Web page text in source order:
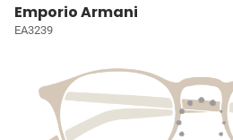
Emporio Armani
EA3239